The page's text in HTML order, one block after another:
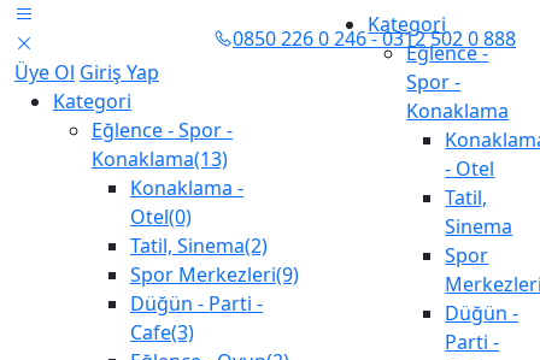
Üye Ol Giriş Yap
Kategori
Eğlence - Spor -
Konaklama(13)
Konaklama -
Otel(0)
Tatil, Sinema(2)
Spor Merkezleri(9)
Düğün - Parti -
Cafe(3)
Kategori
Eğlence -
Spor -
Konaklama
- Otel
Tatil,
Sinema
Spor
Düğün -
Parti -
0850 226 0 246 - 0312 502 0 888